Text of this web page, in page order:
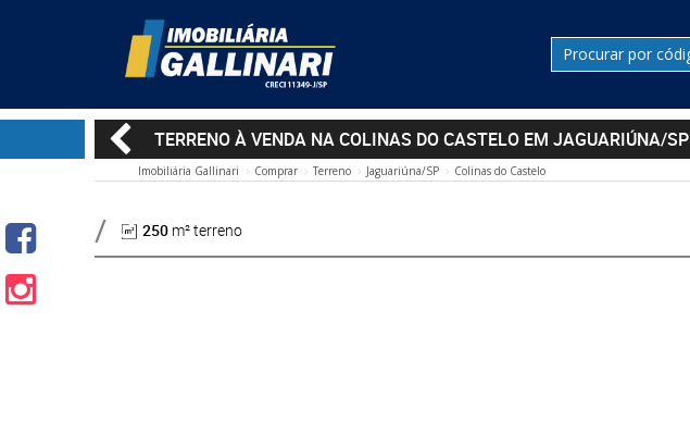
TERRENO À VENDA NA COLINAS DO CASTELO EM JAGUARIÚNA/SP
Imobiliária Gallinari Comprar Terreno Jaguariúna/SP Colinas do Castelo
250 m² terreno